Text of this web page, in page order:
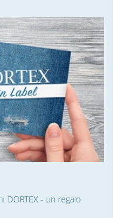
DORTEX - un regalo